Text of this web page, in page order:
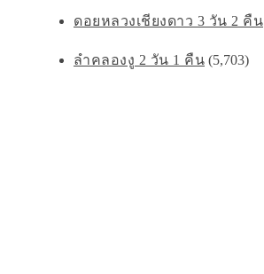
ดอยหลวงเชียงดาว 3 วัน 2 คืน
ลำคลองงู 2 วัน 1 คืน (5,703)